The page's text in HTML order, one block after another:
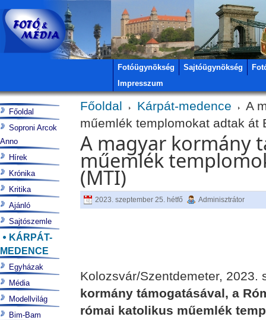
Fotóügynökség Sajtóügynökség
Impresszum
Főoldal Kárpát-medence
A
műemlék templomokat adtak át
A magyar kormány
műemlék
(MTI)
2023. szeptember 25. hétfő Adminisztrátor
Kolozsvár/Szentdemeter, 2023.
kormány támogatásával, a
római katolikus műemlék
Főoldal
Soproni Arcok
Anno
Hírek
Krónika
Kritika
Ajánló
Sajtószemle
KÁRPÁT-
MEDENCE
Egyházak
Média
Modellvilág
Bim-Bam